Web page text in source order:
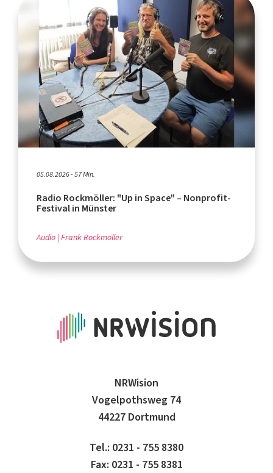
05.08.2026 - 57 Min.
Radio Rockmöller: "Up in Space" – Nonprofit-
Festival in Münster
Audio Frank Rockmöller
NRWision
Vogelpothsweg 74
44227 Dortmund
Tel.: 0231 - 755 8380
Fax: 0231 - 755 8381